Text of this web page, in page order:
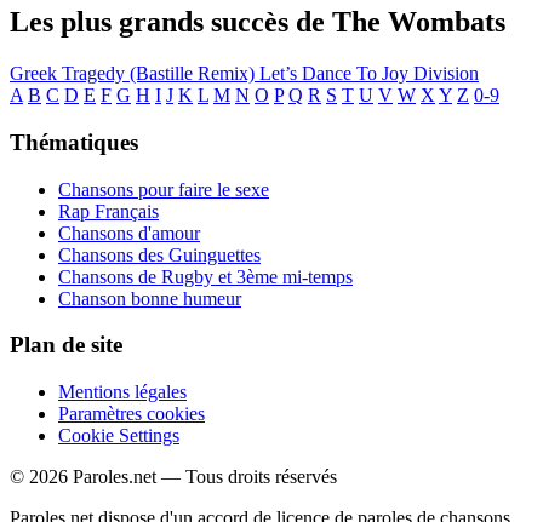
Les plus grands succès de The Wombats
Greek Tragedy (Bastille Remix) Let’s Dance To Joy Division
A B C D E F G H I J K L M N O P Q R S T U V W X Y Z 0-9
Thématiques
Chansons pour faire le sexe
Rap Français
Chansons d'amour
Chansons des Guinguettes
Chansons de Rugby et 3ème mi-temps
Chanson bonne humeur
Plan de site
Mentions légales
Paramètres cookies
Cookie Settings
© 2026 Paroles.net — Tous droits réservés